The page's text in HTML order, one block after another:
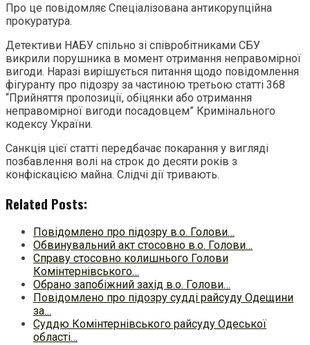
Про це повідомляє Спеціалізована антикорупційна
прокуратура.
Детективи НАБУ спільно зі співробітниками СБУ
викрили порушника в момент отримання неправомірної
вигоди. Наразі вирішується питання щодо повідомлення
фігуранту про підозру за частиною третьою статті 368
“Прийняття пропозиції, обіцянки або отримання
неправомірної вигоди посадовцем” Кримінального
кодексу України.
Санкція цієї статті передбачає покарання у вигляді
позбавлення волі на строк до десяти років з
конфіскацією майна. Слідчі дії тривають.
Related Posts:
Повідомлено про підозру в.о. Голови…
Обвинувальний акт стосовно в.о. Голови…
Справу стосовно колишнього Голови
Комінтернівського…
Обрано запобіжний захід в.о. Голови…
Повідомлено про підозру судді райсуду Одещини
за…
Суддю Комінтернівського райсуду Одеської
області…